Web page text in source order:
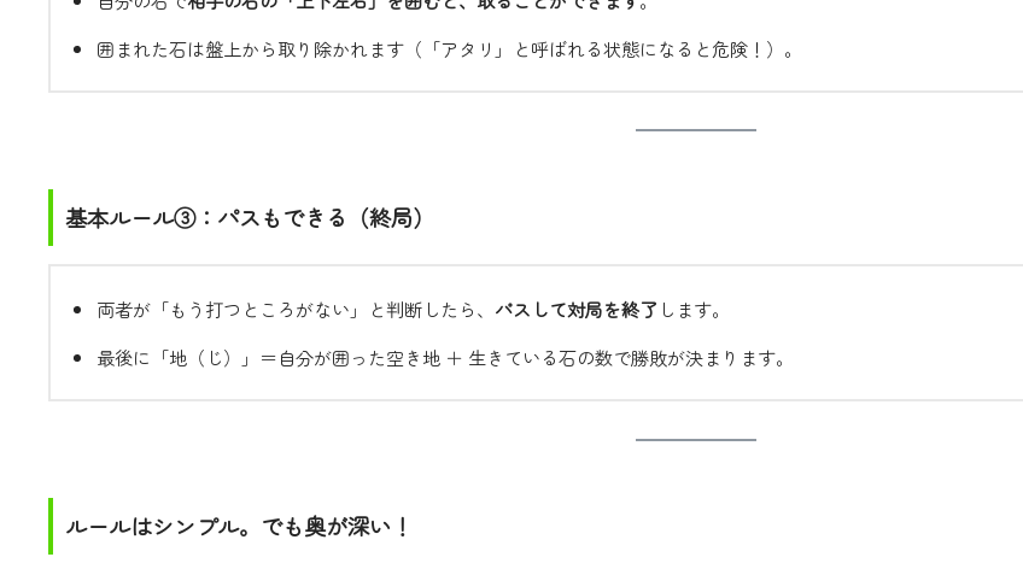
囲まれた石は盤上から取り除かれます（「アタリ」と呼ばれる状態になると危険！）。
基本ルール③：パスもできる（終局）
両者が「もう打つところがない」と判断したら、 パスして対局を終了 します。
最後に「地（じ）」＝自分が囲った空き地 ＋ 生きている石の数で勝敗が決まります。
ルールはシンプル。でも奥が深い！